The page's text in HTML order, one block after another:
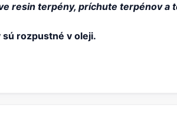
resin terpény, príchute terpénov a
rozpustné v oleji.